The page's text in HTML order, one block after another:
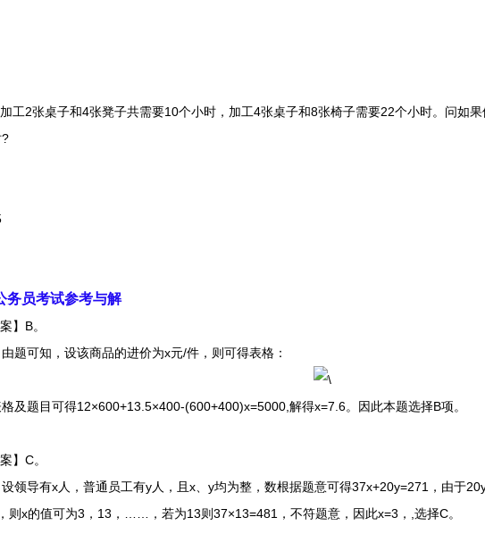
2张桌子和4张凳子共需要10个小时，加工4张桌子和8张椅子需要22个小时。问如果
务员考试参考与解
B。
可知，设该商品的进价为x元/件，则可得表格：
题目可得12×600+13.5×400-(600+400)x=5000,解得x=7.6。因此本题选择B项。
C。
导有x人，普通员工有y人，且x、y均为整，数根据题意可得37x+20y=271，由于
则x的值可为3，13，……，若为13则37×13=481，不符题意，因此x=3，,选择C。